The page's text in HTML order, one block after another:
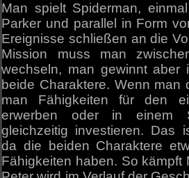
Man spielt Spiderman,
Parker und parallel in Form
Ereignisse schließen an die
Mission muss man
wechseln, man gewinnt aber
beide Charaktere. Wenn man
man Fähigkeiten für den
erwerben oder in einem
gleichzeitig investieren. Das
da die beiden Charaktere
Fähigkeiten haben. So kämpft